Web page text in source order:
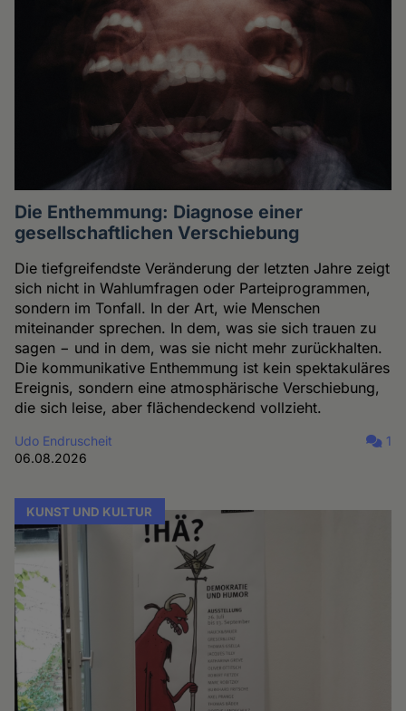
Die Enthemmung: Diagnose einer
gesellschaftlichen Verschiebung
Die tiefgreifendste Veränderung der letzten Jahre zeigt
sich nicht in Wahlumfragen oder Parteiprogrammen,
sondern im Tonfall. In der Art, wie Menschen
miteinander sprechen. In dem, was sie sich trauen zu
sagen − und in dem, was sie nicht mehr zurückhalten.
Die kommunikative Enthemmung ist kein spektakuläres
Ereignis, sondern eine atmosphärische Verschiebung,
die sich leise, aber flächendeckend vollzieht.
Udo Endruscheit
06.08.2026
1
KUNST UND KULTUR